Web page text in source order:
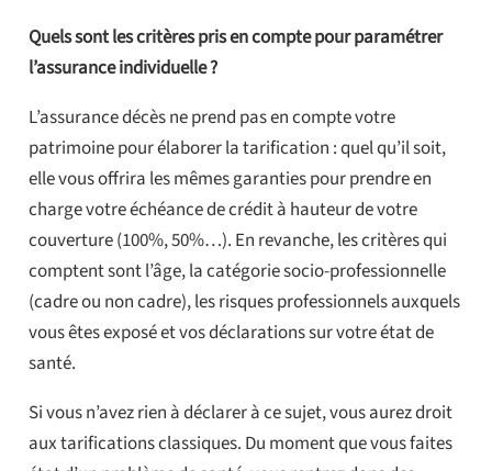
Quels sont les critères pris en compte pour paramétrer
l’assurance individuelle ?
L’assurance décès ne prend pas en compte votre
patrimoine pour élaborer la tarification : quel qu’il soit,
elle vous offrira les mêmes garanties pour prendre en
charge votre échéance de crédit à hauteur de votre
couverture (100%, 50%…). En revanche, les critères qui
comptent sont l’âge, la catégorie socio-professionnelle
(cadre ou non cadre), les risques professionnels auxquels
vous êtes exposé et vos déclarations sur votre état de
santé.
Si vous n’avez rien à déclarer à ce sujet, vous aurez droit
aux tarifications classiques. Du moment que vous faites